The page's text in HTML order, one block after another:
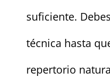
suficiente.
técnica hasta
repertorio